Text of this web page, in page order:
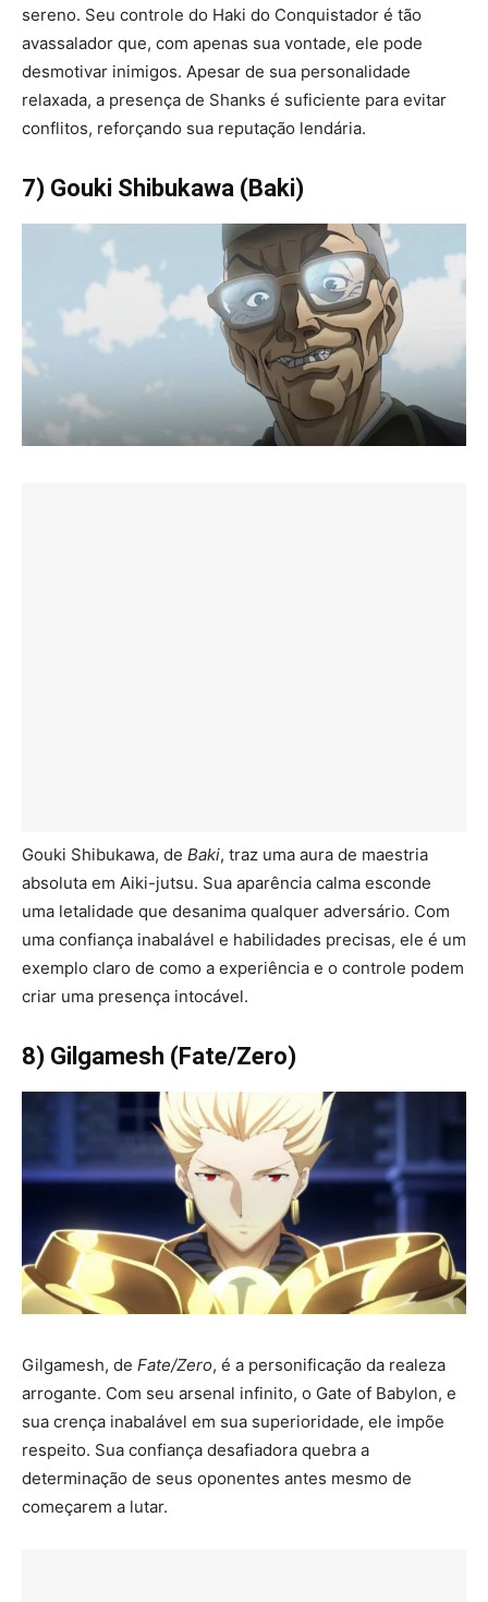
sereno. Seu controle do Haki do Conquistador é tão
avassalador que, com apenas sua vontade, ele pode
desmotivar inimigos. Apesar de sua personalidade
relaxada, a presença de Shanks é suficiente para evitar
conflitos, reforçando sua reputação lendária.
7) Gouki Shibukawa (Baki)
Gouki Shibukawa, de Baki, traz uma aura de maestria
absoluta em Aiki-jutsu. Sua aparência calma esconde
uma letalidade que desanima qualquer adversário. Com
uma confiança inabalável e habilidades precisas, ele é um
exemplo claro de como a experiência e o controle podem
criar uma presença intocável.
8) Gilgamesh (Fate/Zero)
Gilgamesh, de Fate/Zero, é a personificação da realeza
arrogante. Com seu arsenal infinito, o Gate of Babylon, e
sua crença inabalável em sua superioridade, ele impõe
respeito. Sua confiança desafiadora quebra a
determinação de seus oponentes antes mesmo de
começarem a lutar.